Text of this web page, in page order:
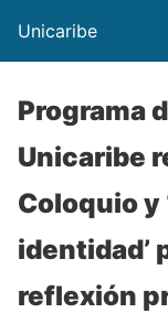
Unicaribe
Programa
Unicaribe
Coloquio
identidad’
reflexión